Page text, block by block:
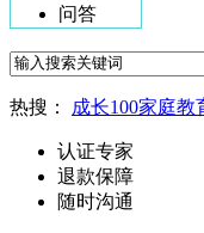
问答
热搜： 成长100家庭教
认证专家
退款保障
随时沟通